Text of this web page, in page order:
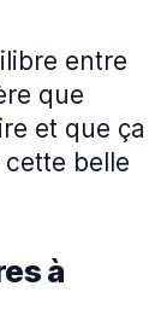
entre
que
et que ça
belle
à